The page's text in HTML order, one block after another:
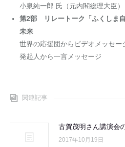
小泉純一郎 氏（元内閣総理大臣）
第2部 リレートーク「ふくしま
未来
世界の応援団からビデオメッセー
発起人から一言メッセージ
関連記事
古賀茂明さん講演会
2017年10月19日